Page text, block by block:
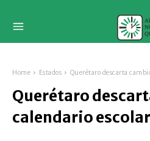
Home Estados Querétaro descarta
Querétaro
calendario